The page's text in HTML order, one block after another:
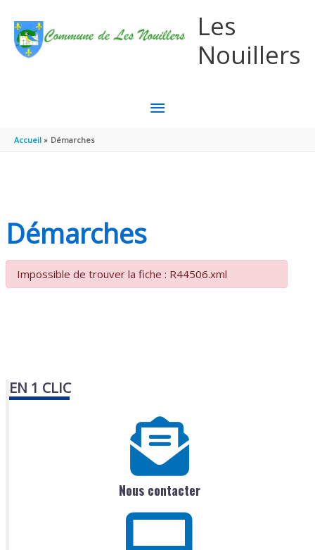
Les
Nouillers
MENU
Accueil Démarches
Démarches
Impossible de trouver la fiche : R44506.xml
EN 1 CLIC
Nous contacter